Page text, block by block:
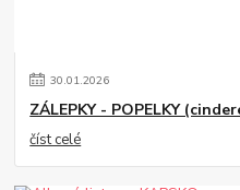
30.01.2026
ZÁLEPKY - POPELKY
číst celé